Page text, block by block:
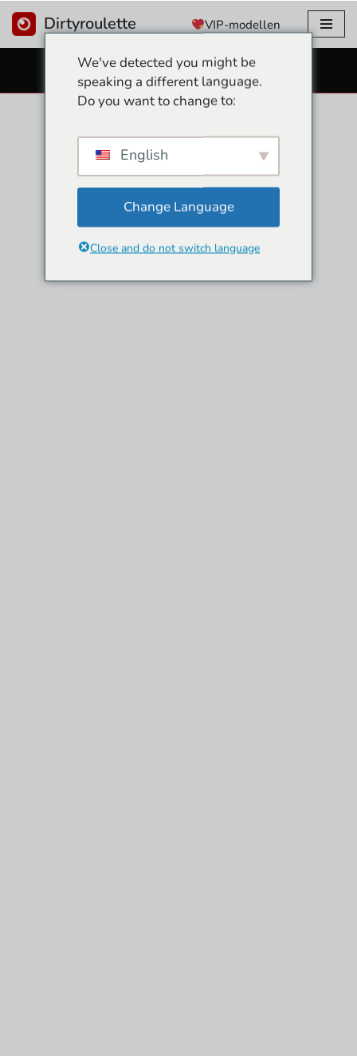
Dirtyroulette VIP-modellen
GRATIS SEKS CAMS
We've detected you might be
speaking a different language.
Do you want to change to:
English
Change Language
Close and do not switch language